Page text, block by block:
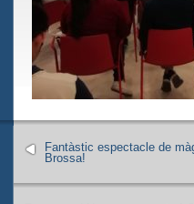
Fantàstic espectacle de
Brossa!